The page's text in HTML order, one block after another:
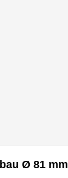
Ø 81 mm